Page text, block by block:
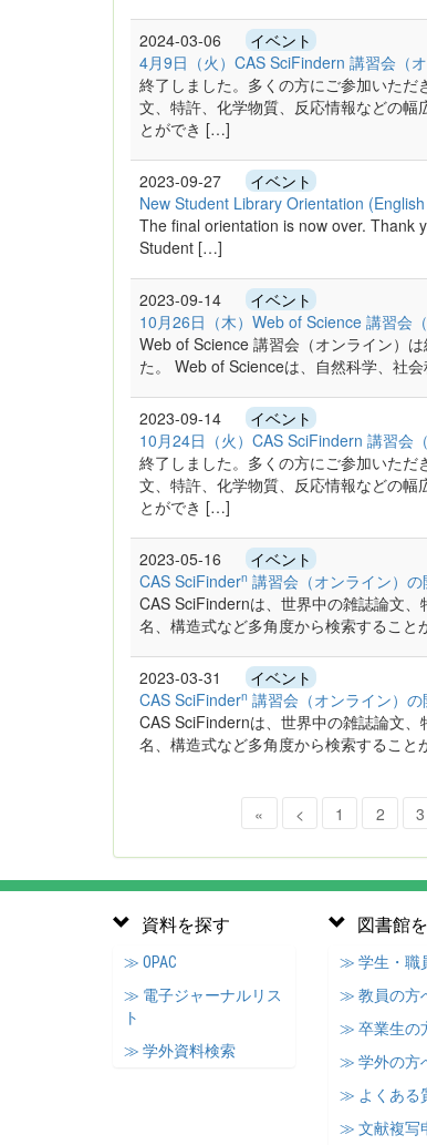
2024-03-06 イベント
4月9日（火）CAS SciFindern 講習会（
終了しました。多くの方にご参加いた
文、特許、化学物質、反応情報などの
とができ […]
2023-09-27 イベント
New Student Library Orientation
The final orientation is now over. Thank
Student […]
2023-09-14 イベント
10月26日（木）Web of Science 講習会
Web of Science 講習会（オンライン）
た。 Web of Scienceは、自然科学、社
2023-09-14 イベント
10月24日（火）CAS SciFindern 講習会
終了しました。多くの方にご参加いた
文、特許、化学物質、反応情報などの
とができ […]
2023-05-16 イベント
CAS SciFindern 講習会（オンライン）の
CAS SciFindernは、世界中の雑誌論文
名、構造式など多角度から検索するこ
2023-03-31 イベント
CAS SciFindern 講習会（オンライン）の
CAS SciFindernは、世界中の雑誌論文
名、構造式など多角度から検索するこ
« < 1 2 3
資料を探す
≫ OPAC
≫ 電子ジャーナルリス
ト
≫ 学外資料検索
図書館
≫ 学生・職
≫ 教員の方
≫ 卒業生の
≫ 学外の方
≫ よくある
≫ 文献複写